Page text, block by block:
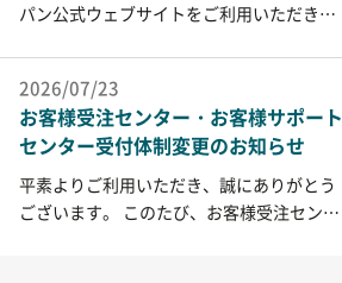
パン公式ウェブサイトをご利用いただき、
客様受注センター』の営業予定をお知らせ
いたします。 ■お客様サポートセンター
休業期間 ・2026年8月8日(土) ～ 8月11日
(火) ※上記期間中、お電話の受付は全て停
止させていただきます。 ※メール・FAX・
2026/07/23
お客様受注センター・お客様サポート
センター受付体制変更のお知らせ
平素よりご利用いただき、誠にありがとう
ございます。 このたび、お客様受注センタ